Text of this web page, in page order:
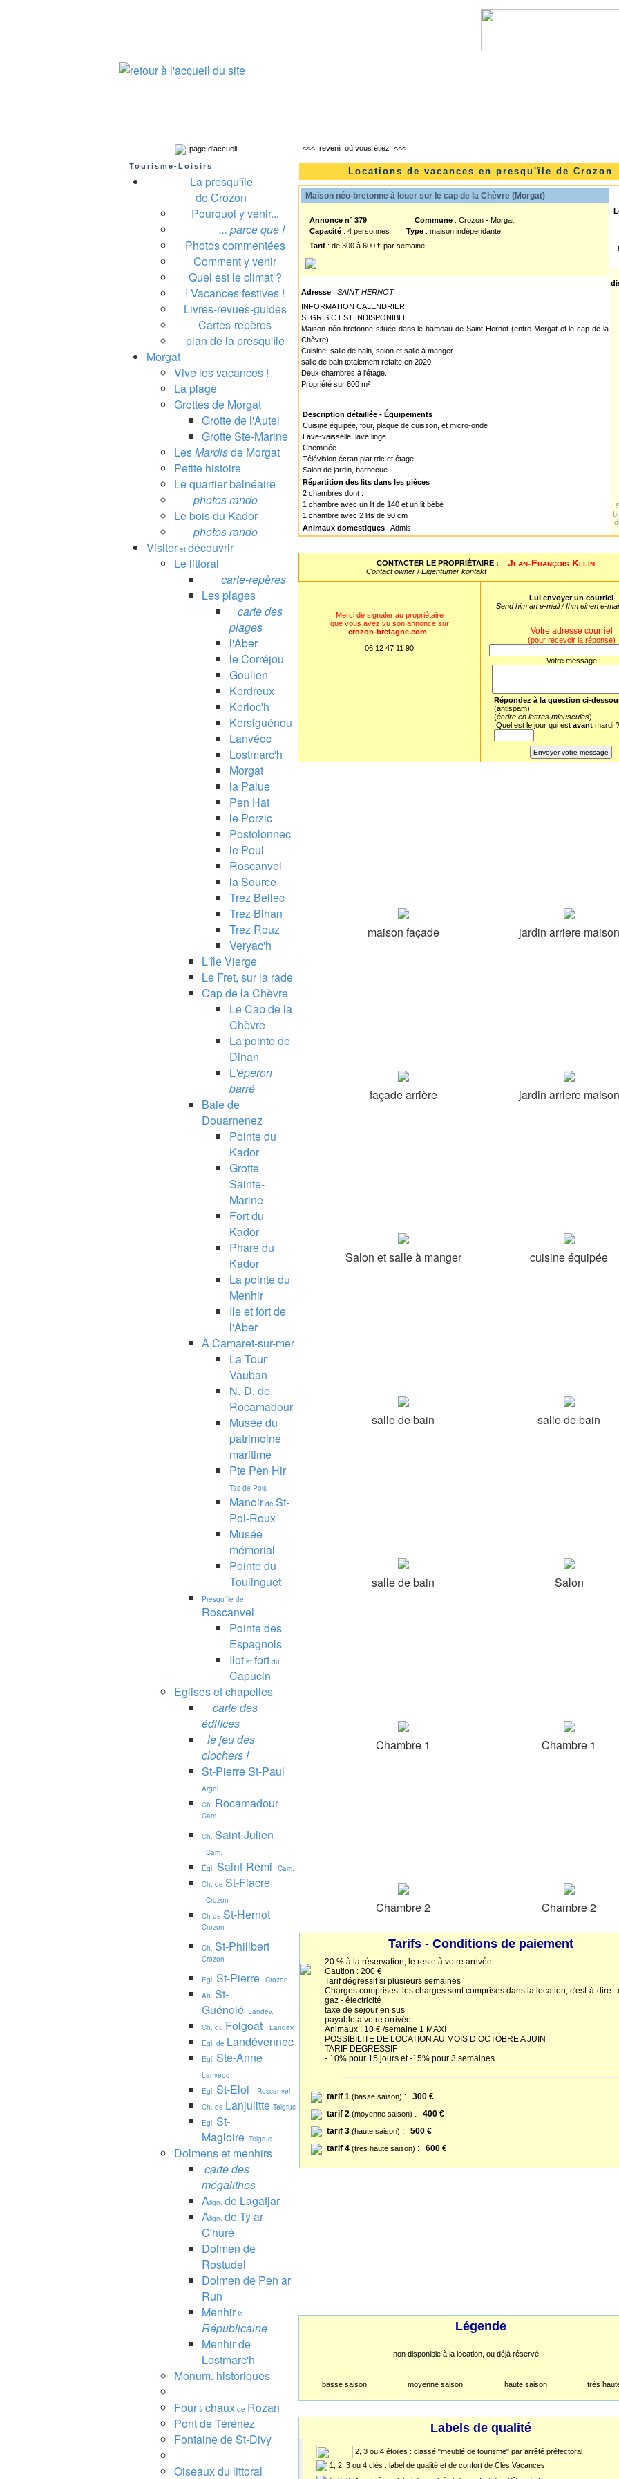
page d'accueil
Tourisme-Loisirs
La presqu'île
de Crozon
Pourquoi y venir...
... parce que !
Photos commentées
Comment y venir
Quel est le climat ?
! Vacances festives !
Livres-revues-guides
Cartes-repères
plan de la presqu'île
Morgat
Vive les vacances !
La plage
Grottes de Morgat
Grotte de l'Autel
Grotte Ste-Marine
LesMardisde Morgat
Petite histoire
Le quartier balnéaire
photos rando
Le bois du Kador
photos rando
Visiter et découvrir
Le littoral
carte-repères
Les plages
carte des
plages
l'Aber
le Corréjou
Goulien
Kerdreux
Kerloc'h
Kersiguénou
Lanvéoc
Lostmarc'h
Morgat
la Palue
Pen Hat
le Porzic
Postolonnec
le Poul
Roscanvel
la Source
Trez Bellec
Trez Bihan
Trez Rouz
Veryac'h
L'île Vierge
Le Fret, sur la rade
Cap de la Chèvre
Le Cap de la
Chèvre
La pointe de
Dinan
L'éperon
barré
Baie de
Douarnenez
Pointe du
Kador
Grotte
Sainte-
Marine
Fort du
Kador
Phare du
Kador
La pointe du
Menhir
Ile et fort de
l'Aber
À Camaret-sur-mer
La Tour
Vauban
N.-D. de
Rocamadour
Musée du
patrimoine
maritime
Pte Pen Hir
Tas de Pois
Manoir de St-
Pol-Roux
Musée
mémorial
Pointe du
Toulinguet
Presqu'île de
Roscanvel
Pointe des
Espagnols
Ilot et fort du
Capucin
Eglises et chapelles
carte des
édifices
le jeu des
clochers !
St-Pierre St-Paul
Argol
Ch. Rocamadour
Cam.
Ch. Saint-Julien
Cam.
Égl. Saint-Rémi
Cam.
Ch. de St-Fiacre
Crozon
Ch de St-Hernot
Crozon
Ch. St-Philibert
Crozon
Egl. St-Pierre Crozon
Ab. St-
Guénolé Landév.
Ch. du Folgoat
Landév.
Egl. de Landévennec
Egl. Ste-Anne
Lanvéoc
Egl. St-Eloi
Roscanvel
Ch. de Lanjulitte Telgruc
Egl. St-
Magloire Telgruc
Dolmens et menhirs
carte des
mégalithes
Align. de Lagatjar
Align. de Ty ar
C'huré
Dolmen de
Rostudel
Dolmen de Pen ar
Run
Menhir la
Républicaine
Menhir de
Lostmarc'h
Monum. historiques
Four à chaux de Rozan
Pont de Térénez
Fontaine de St-Divy
Oiseaux du littoral
<<< revenir où vous étiez <<<
Locations de vacances en presqu'île de Crozon
Maison néo-bretonne à louer sur le cap de la Chèvre (Morgat)
Annonce n° 379 Commune : Crozon - Morgat
Capacité : 4 personnes Type : maison indépendante
Tarif : de 300 à 600 € par semaine
Adresse : SAINT HERNOT
INFORMATION CALENDRIER
SI GRIS C EST INDISPONIBLE
Maison néo-bretonne située dans le hameau de Saint-Hernot (entre Morgat et le cap de la
Chèvre).
Cuisine, salle de bain, salon et salle à manger.
salle de bain totalement refaite en 2020
Deux chambres à l'étage.
Propriété sur 600 m²
Description détaillée - Équipements
Cuisine équipée, four, plaque de cuisson, et micro-onde
Lave-vaisselle, lave linge
Cheminée
Télévision écran plat rdc et étage
Salon de jardin, barbecue
Répartition des lits dans les pièces
2 chambres dont :
1 chambre avec un lit de 140 et un lit bébé
1 chambre avec 2 lits de 90 cm
Animaux domestiques : Admis
CONTACTER LE PROPRIÉTAIRE :
Contact owner / Eigentümer kontakt
Jean-François Klein
Merci de signaler au propriétaire
que vous avez vu son annonce sur
crozon-bretagne.com!
06 12 47 11 90
Lui envoyer un courriel
Send him an e-mail / Ihm einen e-
Votre adresse courriel
(pour recevoir la réponse)
Votre message
Répondez à la question ci-
(antispam)
(écrire en lettres minuscules)
Quel est le jour qui est avant mardi ?
maison façade jardin arriere maison
façade arrière jardin arriere maison
Salon et salle à manger cuisine équipée
salle de bain salle de bain
salle de bain Salon
Chambre 1 Chambre 1
Chambre 2 Chambre 2
Tarifs - Conditions de paiement
20 % à la réservation, le reste à votre arrivée
Caution : 200 €
Tarif dégressif si plusieurs semaines
Charges comprises: les charges sont comprises dans la location, c'est-à-dire :
gaz - électricité
taxe de sejour en sus
payable a votre arrivée
Animaux : 10 € /semaine 1 MAXI
POSSIBILITE DE LOCATION AU MOIS D OCTOBRE A JUIN
TARIF DEGRESSIF
- 10% pour 15 jours et -15% pour 3 semaines
tarif 1 (basse saison) : 300 €
tarif 2 (moyenne saison) : 400 €
tarif 3 (haute saison) : 500 €
tarif 4 (très haute saison) : 600 €
Légende
non disponible à la location, ou déjà réservé
basse saison moyenne saison haute saison très
Labels de qualité
2, 3 ou 4 étoiles : classé "meublé de tourisme" par arrêté préfectoral
1, 2, 3 ou 4 clés : label de qualité et de confort de Clés Vacances